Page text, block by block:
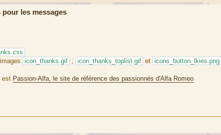
pour les messages
icon_thanks.gif ; icon_thanks_toplist.gif et icons_button_lkies.png
est Passion-Alfa, le site de référence des passionnés d'Alfa Romeo